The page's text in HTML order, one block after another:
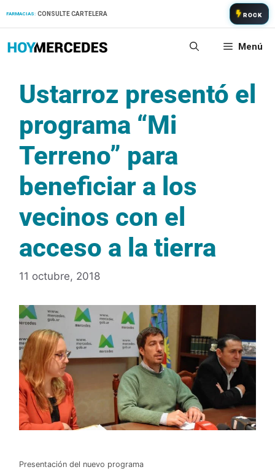
FARMACIAS: CONSULTE CARTELERA ROCK
Menú
Ustarroz presentó el
programa “Mi
Terreno” para
beneficiar a los
vecinos con el
acceso a la tierra
11 octubre, 2018
Presentación del nuevo programa